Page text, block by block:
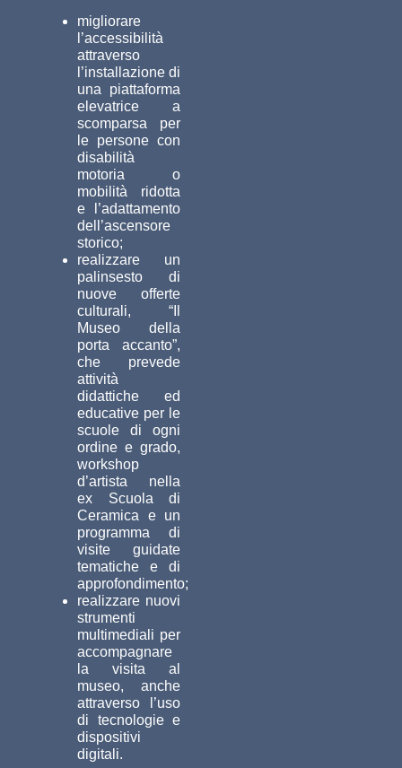
migliorare
l’accessibilità
attraverso
l’installazione di
una piattaforma
elevatrice a
scomparsa per
le persone con
disabilità
motoria o
mobilità ridotta
e l’adattamento
dell’ascensore
storico;
realizzare un
palinsesto di
nuove offerte
culturali, “Il
Museo della
porta accanto”,
che prevede
attività
didattiche ed
educative per le
scuole di ogni
ordine e grado,
workshop
d’artista nella
ex Scuola di
Ceramica e un
programma di
visite guidate
tematiche e di
approfondimento;
realizzare nuovi
strumenti
multimediali per
accompagnare
la visita al
museo, anche
attraverso l’uso
di tecnologie e
dispositivi
digitali.